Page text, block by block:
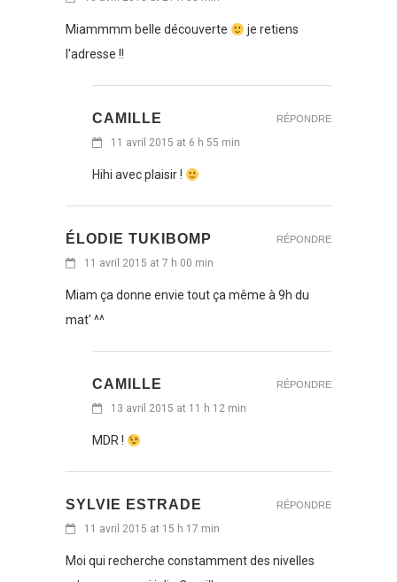
Miammmm belle découverte
je retiens
l'adresse !!
CAMILLE
11 avril 2015 at 6 h 55 min
Hihi avec plaisir !
RÉPONDRE
ÉLODIE TUKIBOMP
11 avril 2015 at 7 h 00 min
Miam ça donne envie tout ça même à 9h du
mat' ^^
RÉPONDRE
CAMILLE
13 avril 2015 at 11 h 12 min
MDR !
RÉPONDRE
SYLVIE ESTRADE
11 avril 2015 at 15 h 17 min
Moi qui recherche constamment des nivelles
RÉPONDRE